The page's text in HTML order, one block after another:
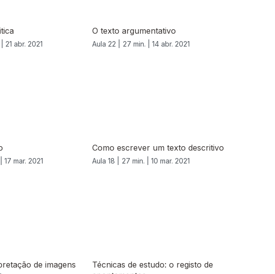
21 abr. 2021
O texto argumentativo
Aula 22 | 27 min. | 14 abr. 2021
17 mar. 2021
Como escrever um texto descritivo
Aula 18 | 27 min. | 10 mar. 2021
de imagens
Técnicas de estudo: o registo de